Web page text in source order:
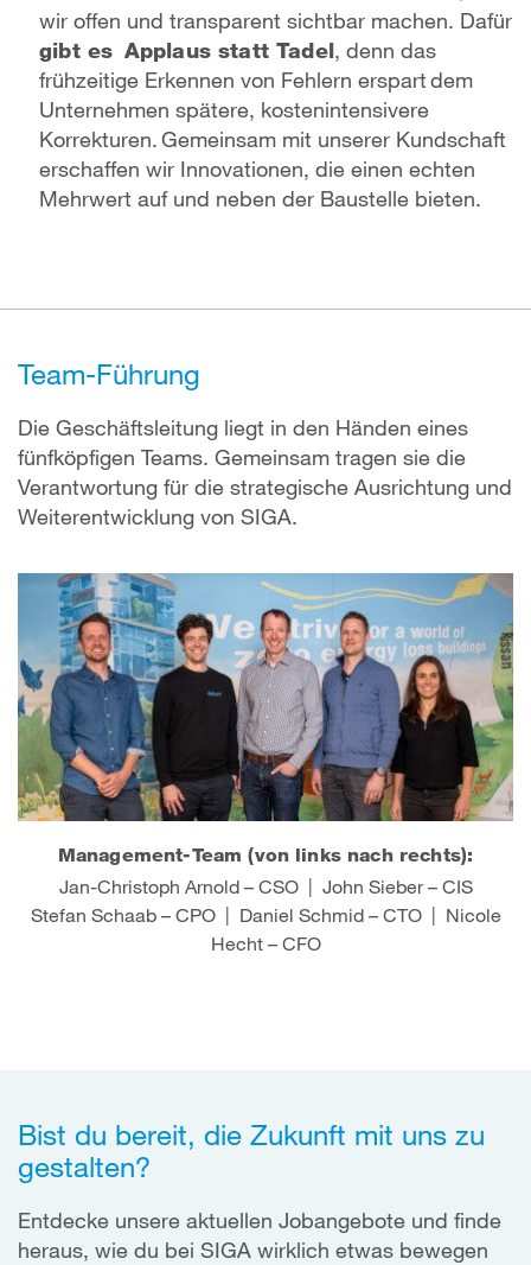
wir offen und transparent sichtbar machen. Dafür
gibt es Applaus statt Tadel, denn das
frühzeitige Erkennen von Fehlern erspart dem
Unternehmen spätere, kostenintensivere
Korrekturen. Gemeinsam mit unserer Kundschaft
erschaffen wir Innovationen, die einen echten
Mehrwert auf und neben der Baustelle bieten.
Team-Führung
Die Geschäftsleitung liegt in den Händen eines
fünfköpfigen Teams. Gemeinsam tragen sie die
Verantwortung für die strategische Ausrichtung und
Weiterentwicklung von SIGA.
Management-Team (von links nach rechts):
Jan-Christoph Arnold – CSO | John Sieber – CIS
Stefan Schaab – CPO | Daniel Schmid – CTO | Nicole
Hecht – CFO
Bist du bereit, die Zukunft mit uns zu
gestalten?
Entdecke unsere aktuellen Jobangebote und finde
heraus, wie du bei SIGA wirklich etwas bewegen